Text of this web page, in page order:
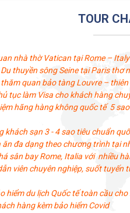
hãy tự thưởng cho mình một tour
TOUR
nhà thờ Vatican tại Rome –
thuyền sông Seine tại Paris
quan bảo tàng Louvre –
tục làm Visa cho khách hàng
hãng hàng không quốc tế 5
khách sạn 3 - 4 sao tiêu chuẩn
ăn đa dạng theo chương trình tại
sân bay Rome, Italia với nhiều
viên chuyên nghiệp, suốt
hiểm du lịch Quốc tế toàn cầu
hàng kèm bảo hiểm Covid